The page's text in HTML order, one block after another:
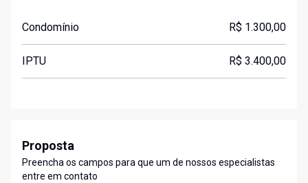
Condomínio R$ 1.300,00
IPTU R$ 3.400,00
Proposta
Preencha os campos para que um de nossos especialistas
entre em contato